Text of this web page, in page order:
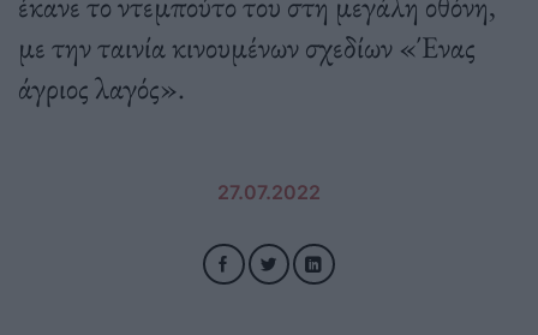
με την ταινία κινουμένων σχεδίων «Ένας
άγριος λαγός».
27.07.2022